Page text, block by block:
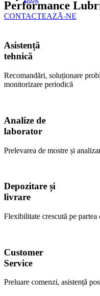
CONTACTEAZĂ-NE
Performance
Asistență
tehnică
Recomandări, soluționare
monitorizare periodică
Analize de
laborator
Prelevarea de mostre și
Depozitare și
livrare
Flexibilitate crescută pe
Customer
Service
Preluare comenzi, asistență